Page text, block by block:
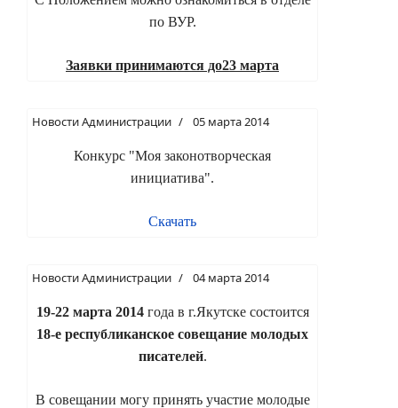
по ВУР.
Заявки принимаются до23 марта
Новости Администрации 05 марта 2014
Конкурс "Моя законотворческая
инициатива".
Скачать
Новости Администрации 04 марта 2014
19-22 марта 2014года в г.Якутске состоится
18-е республиканское совещание молодых
писателей.
В совещании могу принять участие молодые